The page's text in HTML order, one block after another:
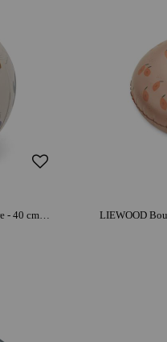
LIEWOOD Ballon Mitch - Sea creature - 40 cm | activité plein air | adresse et coordination | léger, facile à lancer